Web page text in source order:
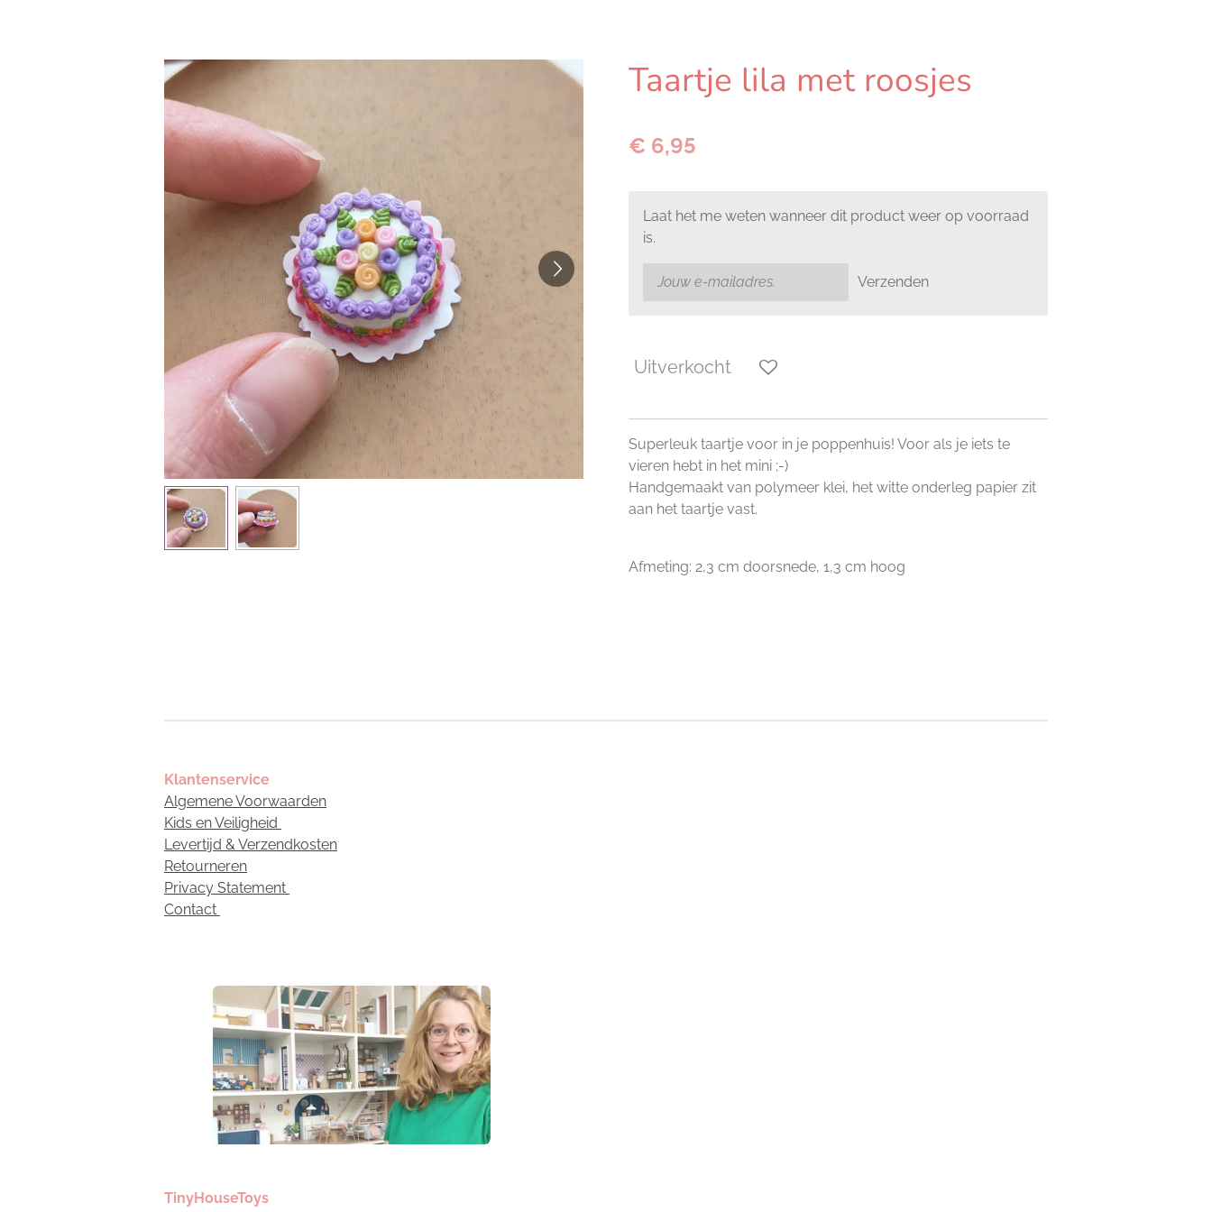
Taartje lila met roosjes
€ 6,95
Laat het me weten wanneer dit product weer op voorraad
is.
Verzenden
Uitverkocht
Superleuk taartje voor in je poppenhuis! Voor als je iets te
vieren hebt in het mini ;-)
Handgemaakt van polymeer klei, het witte onderleg papier zit
aan het taartje vast.
Afmeting: 2,3 cm doorsnede, 1,3 cm hoog
Klantenservice
Algemene Voorwaarden
Kids en Veiligheid
Levertijd & Verzendkosten
Retourneren
Privacy Statement
Contact
TinyHouseToys